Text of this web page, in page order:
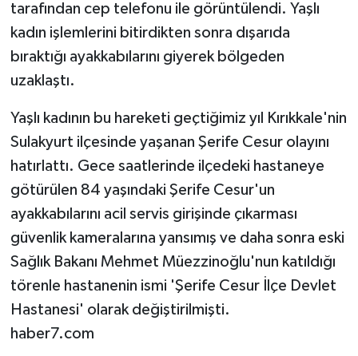
tarafından cep telefonu ile görüntülendi. Yaşlı
kadın işlemlerini bitirdikten sonra dışarıda
bıraktığı ayakkabılarını giyerek bölgeden
uzaklaştı.
Yaşlı kadının bu hareketi geçtiğimiz yıl Kırıkkale'nin
Sulakyurt ilçesinde yaşanan Şerife Cesur olayını
hatırlattı. Gece saatlerinde ilçedeki hastaneye
götürülen 84 yaşındaki Şerife Cesur'un
ayakkabılarını acil servis girişinde çıkarması
güvenlik kameralarına yansımış ve daha sonra eski
Sağlık Bakanı Mehmet Müezzinoğlu'nun katıldığı
törenle hastanenin ismi 'Şerife Cesur İlçe Devlet
Hastanesi' olarak değiştirilmişti.
haber7.com